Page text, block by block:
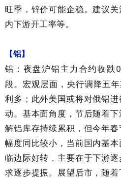
旺季，锌价可能企稳。建议
内下游开工率等。
【铝】
铝：夜盘沪铝主力合约收跌
段。宏观层面，央行调降五
利多；此外美国或将对俄铝
动。基本面角度，节后随着
解铝库存持续累积，但今年
幅度同比较小，当前国内基
临边际好转，主要在于下游
求逐步提振。展望后市，随